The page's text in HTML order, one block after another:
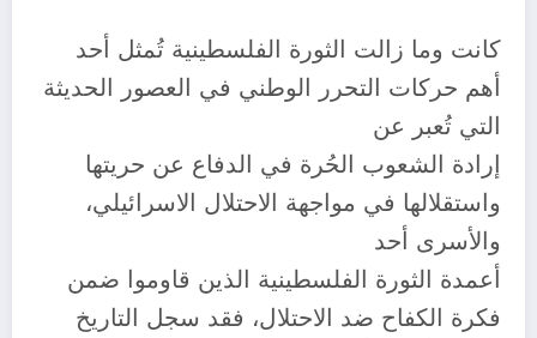
كانت وما زالت الثورة الفلسطينية تُمثل أحد
أهم حركات التحرر الوطني في العصور الحديثة
التي تُعبر عن
إرادة الشعوب الحُرة في الدفاع عن حريتها
واستقلالها في مواجهة الاحتلال الاسرائيلي،
والأسرى أحد
أعمدة الثورة الفلسطينية الذين قاوموا ضمن
فكرة الكفاح ضد الاحتلال، فقد سجل التاريخ